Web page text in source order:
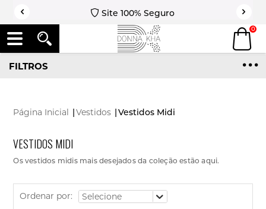
Site 100% Seguro
0
Página Inicial |Vestidos |Vestidos Midi
FILTROS
VESTIDOS MIDI
Os vestidos midis mais desejados da coleção estão aqui.
Ordenar por: